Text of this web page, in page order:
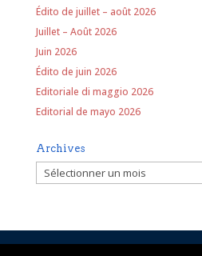
Édito de juillet – août 2026
Juillet – Août 2026
Juin 2026
Édito de juin 2026
Editoriale di maggio 2026
Editorial de mayo 2026
Archives
Archives